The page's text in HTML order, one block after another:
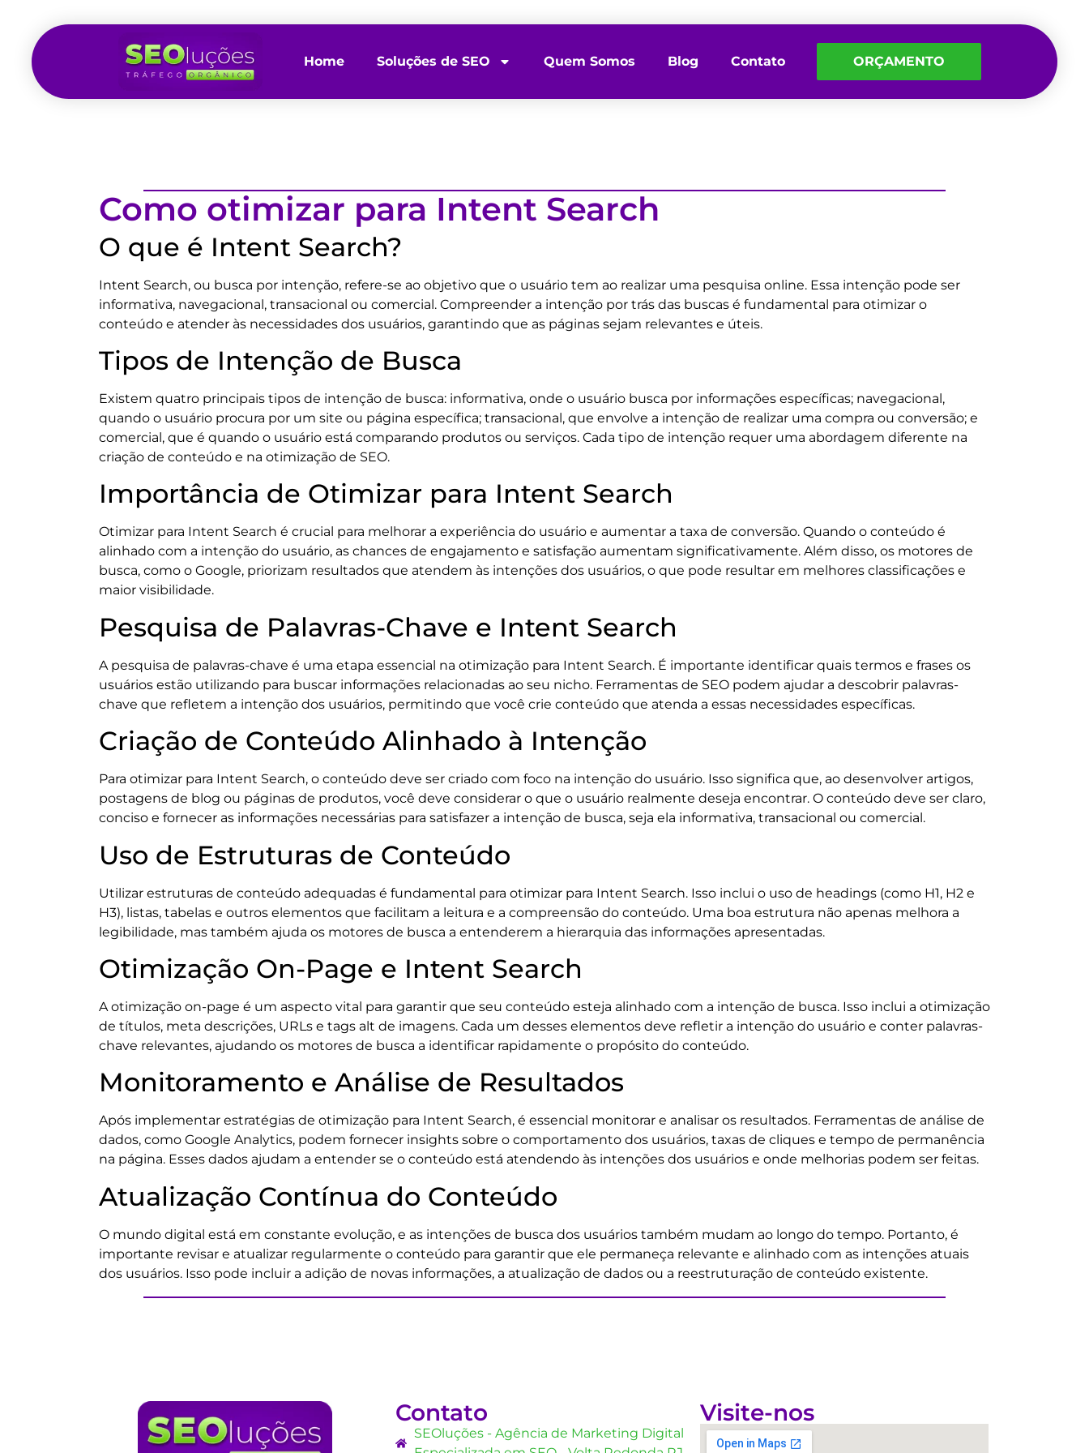
Home Soluções de SEO Quem Somos Blog Contato ORÇAMENTO
Como otimizar para Intent Search
O que é Intent Search?
Intent Search, ou busca por intenção, refere-se ao objetivo que o usuário tem ao realizar uma pesquisa online. Essa intenção pode ser
informativa, navegacional, transacional ou comercial. Compreender a intenção por trás das buscas é fundamental para otimizar o
conteúdo e atender às necessidades dos usuários, garantindo que as páginas sejam relevantes e úteis.
Tipos de Intenção de Busca
Existem quatro principais tipos de intenção de busca: informativa, onde o usuário busca por informações específicas; navegacional,
quando o usuário procura por um site ou página específica; transacional, que envolve a intenção de realizar uma compra ou conversão; e
comercial, que é quando o usuário está comparando produtos ou serviços. Cada tipo de intenção requer uma abordagem diferente na
criação de conteúdo e na otimização de SEO.
Importância de Otimizar para Intent Search
Otimizar para Intent Search é crucial para melhorar a experiência do usuário e aumentar a taxa de conversão. Quando o conteúdo é
alinhado com a intenção do usuário, as chances de engajamento e satisfação aumentam significativamente. Além disso, os motores de
busca, como o Google, priorizam resultados que atendem às intenções dos usuários, o que pode resultar em melhores classificações e
maior visibilidade.
Pesquisa de Palavras-Chave e Intent Search
A pesquisa de palavras-chave é uma etapa essencial na otimização para Intent Search. É importante identificar quais termos e frases os
usuários estão utilizando para buscar informações relacionadas ao seu nicho. Ferramentas de SEO podem ajudar a descobrir palavras-
chave que refletem a intenção dos usuários, permitindo que você crie conteúdo que atenda a essas necessidades específicas.
Criação de Conteúdo Alinhado à Intenção
Para otimizar para Intent Search, o conteúdo deve ser criado com foco na intenção do usuário. Isso significa que, ao desenvolver artigos,
postagens de blog ou páginas de produtos, você deve considerar o que o usuário realmente deseja encontrar. O conteúdo deve ser claro,
conciso e fornecer as informações necessárias para satisfazer a intenção de busca, seja ela informativa, transacional ou comercial.
Uso de Estruturas de Conteúdo
Utilizar estruturas de conteúdo adequadas é fundamental para otimizar para Intent Search. Isso inclui o uso de headings (como H1, H2 e
H3), listas, tabelas e outros elementos que facilitam a leitura e a compreensão do conteúdo. Uma boa estrutura não apenas melhora a
legibilidade, mas também ajuda os motores de busca a entenderem a hierarquia das informações apresentadas.
Otimização On-Page e Intent Search
A otimização on-page é um aspecto vital para garantir que seu conteúdo esteja alinhado com a intenção de busca. Isso inclui a otimização
de títulos, meta descrições, URLs e tags alt de imagens. Cada um desses elementos deve refletir a intenção do usuário e conter palavras-
chave relevantes, ajudando os motores de busca a identificar rapidamente o propósito do conteúdo.
Monitoramento e Análise de Resultados
Após implementar estratégias de otimização para Intent Search, é essencial monitorar e analisar os resultados. Ferramentas de análise de
dados, como Google Analytics, podem fornecer insights sobre o comportamento dos usuários, taxas de cliques e tempo de permanência
na página. Esses dados ajudam a entender se o conteúdo está atendendo às intenções dos usuários e onde melhorias podem ser feitas.
Atualização Contínua do Conteúdo
O mundo digital está em constante evolução, e as intenções de busca dos usuários também mudam ao longo do tempo. Portanto, é
importante revisar e atualizar regularmente o conteúdo para garantir que ele permaneça relevante e alinhado com as intenções atuais
dos usuários. Isso pode incluir a adição de novas informações, a atualização de dados ou a reestruturação de conteúdo existente.
Contato
SEOluções - Agência de Marketing Digital
Visite-nos